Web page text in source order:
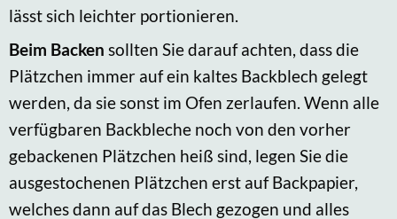
lässt sich leichter portionieren.
Beim Backen sollten Sie darauf achten, dass die
Plätzchen immer auf ein kaltes Backblech gelegt
werden, da sie sonst im Ofen zerlaufen. Wenn alle
verfügbaren Backbleche noch von den vorher
gebackenen Plätzchen heiß sind, legen Sie die
ausgestochenen Plätzchen erst auf Backpapier,
welches dann auf das Blech gezogen und alles